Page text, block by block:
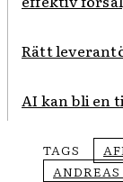
Rätt
AI kan bli en
TAGS